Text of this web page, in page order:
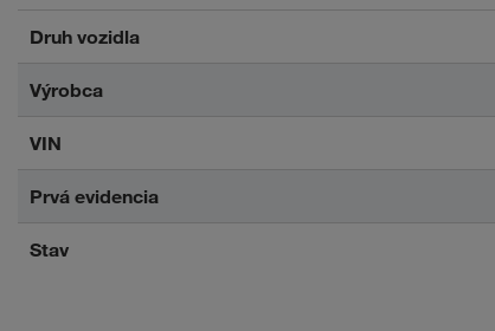
Druh vozidla
Výrobca
VIN
Prvá evidencia
Stav